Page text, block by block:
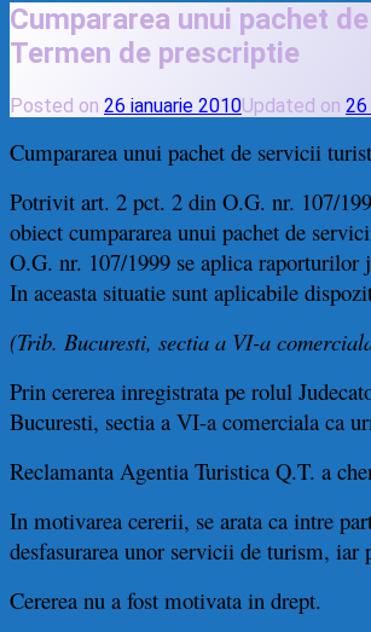
Cumpararea unui pachet
Termen de prescriptie
Posted on 26 ianuarie 2010Updated on
Cumpararea unui pachet de servicii
Potrivit art. 2 pct. 2 din O.G. nr. 107/
obiect cumpararea unui pachet de
O.G. nr. 107/1999 se aplica
In aceasta situatie sunt aplicabile
(Trib. Bucuresti, sectia a VI-a
Prin cererea inregistrata pe rolul
Bucuresti, sectia a VI-a comerciala ca
Reclamanta Agentia Turistica Q.T. a
In motivarea cererii, se arata ca intre
desfasurarea unor servicii de turism, iar
Cererea nu a fost motivata in drept.